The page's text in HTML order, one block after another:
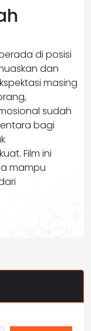
di posisi
dan
masing
sudah
bagi
Film ini
mampu